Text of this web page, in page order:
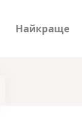
Найкраще